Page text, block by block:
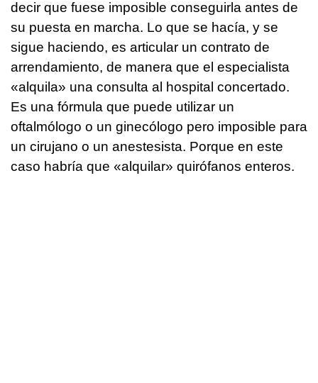
decir que fuese imposible conseguirla antes de
su puesta en marcha. Lo que se hacía, y se
sigue haciendo, es articular un contrato de
arrendamiento, de manera que el especialista
«alquila» una consulta al hospital concertado.
Es una fórmula que puede utilizar un
oftalmólogo o un ginecólogo pero imposible para
un cirujano o un anestesista. Porque en este
caso habría que «alquilar» quirófanos enteros.